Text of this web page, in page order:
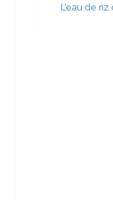
L’eau de